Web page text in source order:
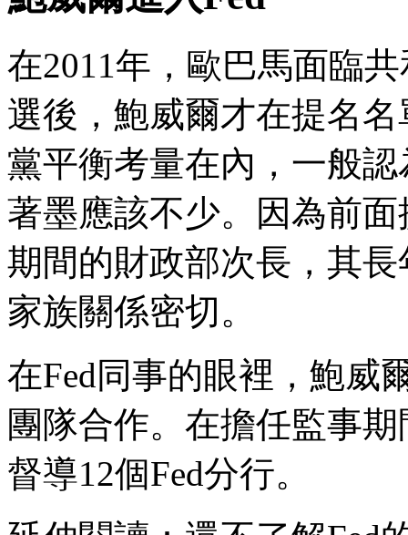
在2011年，歐巴馬面臨
選後，鮑威爾才在提名
黨平衡考量在內，一般
著墨應該不少。因為前
期間的財政部次長，其
家族關係密切。
在Fed同事的眼裡，鮑威
團隊合作。在擔任監事
督導12個Fed分行。